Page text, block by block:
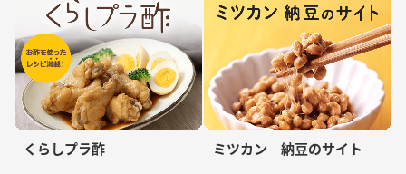
くらしプラ酢 ミツカン 納豆のサイト